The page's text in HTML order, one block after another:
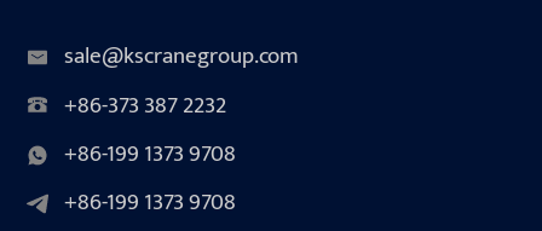
sale@kscranegroup.com
+86-373 387 2232
+86-199 1373 9708
+86-199 1373 9708